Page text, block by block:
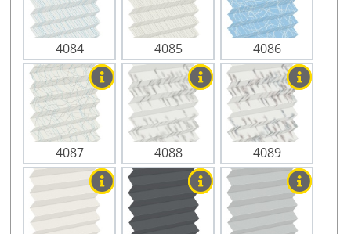
4084 4085 4086
4087 4088 4089